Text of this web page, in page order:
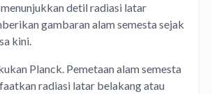
detil radiasi latar
gambaran alam semesta sejak
kini.
Planck. Pemetaan alam semesta
radiasi latar belakang atau